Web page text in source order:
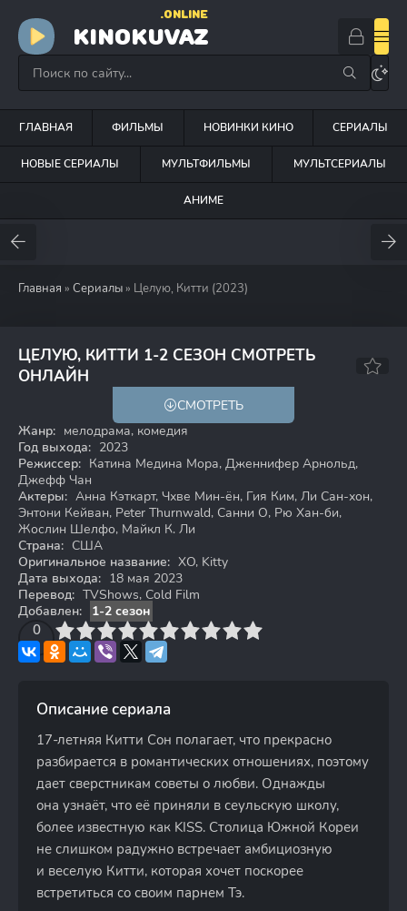
KINOKUVAZ
.ONLINE
ГЛАВНАЯ ФИЛЬМЫ НОВИНКИ КИНО СЕРИАЛЫ
НОВЫЕ СЕРИАЛЫ МУЛЬТФИЛЬМЫ МУЛЬТСЕРИАЛЫ
АНИМЕ
Главная » Сериалы » Целую, Китти (2023)
ЦЕЛУЮ, КИТТИ 1-2 СЕЗОН СМОТРЕТЬ
ОНЛАЙН
СМОТРЕТЬ
Жанр: мелодрама, комедия
Год выхода: 2023
Режиссер: Катина Медина Мора, Дженнифер Арнольд,
Джефф Чан
Актеры: Анна Кэткарт, Чхве Мин-ён, Гия Ким, Ли Сан-хон,
Энтони Кейван, Peter Thurnwald, Санни О, Рю Хан-би,
Жослин Шелфо, Майкл К. Ли
Страна: США
Оригинальное название: XO, Kitty
Дата выхода: 18 мая 2023
Перевод: TVShows, Cold Film
Добавлен:
1-2 сезон
0
4 6 7 8 9 10
Описание сериала
17-летняя Китти Сон полагает, что прекрасно
разбирается в романтических отношениях, поэтому
дает сверстникам советы о любви. Однажды
она узнаёт, что её приняли в сеульскую школу,
более известную как KISS. Столица Южной Кореи
не слишком радужно встречает амбициозную
и веселую Китти, которая хочет поскорее
встретиться со своим парнем Тэ.